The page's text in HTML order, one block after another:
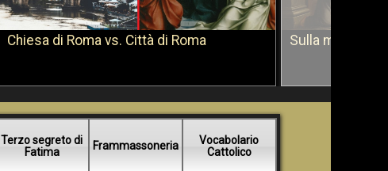
Chiesa di Roma vs. Città di Roma Sulla morte di
Terzo segreto di
Fatima
Frammassoneria
Vocabolario
Cattolico